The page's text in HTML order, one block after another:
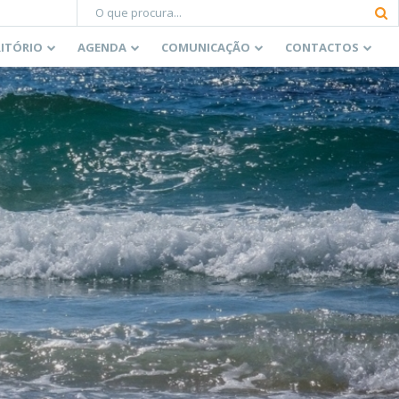
AGENDA COMUNICAÇÃO CONTACTOS